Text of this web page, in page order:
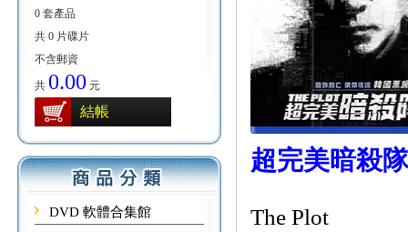
0 套產品
共 0 片碟片
不含郵資
共 0.00 元
結帳
DVD 軟體合集館
超完美暗殺隊
The Plot